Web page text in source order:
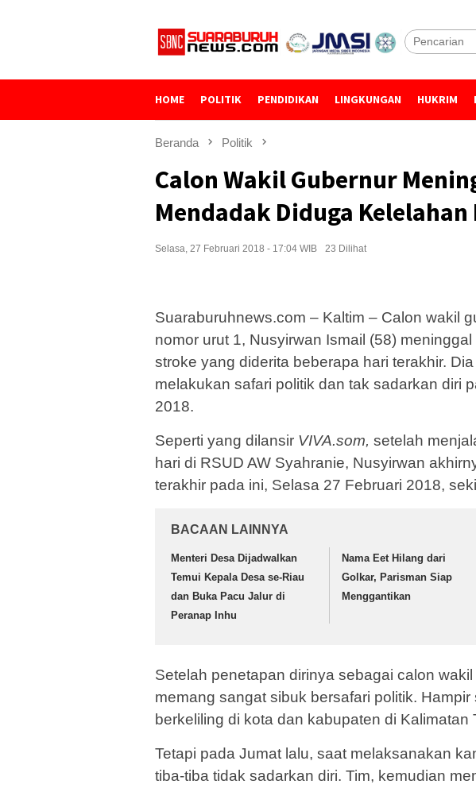
HOME POLITIK PENDIDIKAN LINGKUNGAN HUKRIM
Beranda Politik
Calon Wakil Gubernur
Mendadak Diduga
Selasa, 27 Februari 2018 - 17:04 WIB 23 Dilihat
Suaraburuhnews.com – Kaltim – Calon wakil
nomor urut 1, Nusyirwan Ismail (58)
stroke yang diderita beberapa hari terakhir.
melakukan safari politik dan tak sadarkan diri
2018.
Seperti yang dilansir VIVA.som, setelah
hari di RSUD AW Syahranie, Nusyirwan
terakhir pada ini, Selasa 27 Februari 2018,
BACAAN LAINNYA
Menteri Desa Dijadwalkan
Temui Kepala Desa se-Riau
dan Buka Pacu Jalur di
Peranap Inhu
Nama Eet Hilang dari
Golkar, Parisman Siap
Menggantikan
Setelah penetapan dirinya sebagai calon
memang sangat sibuk bersafari politik. Hampir
berkeliling di kota dan kabupaten di Kalimatan
Tetapi pada Jumat lalu, saat melaksanakan
tiba-tiba tidak sadarkan diri. Tim, kemudian